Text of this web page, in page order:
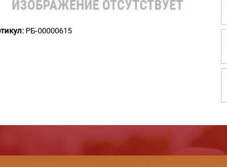
РБ-00000615